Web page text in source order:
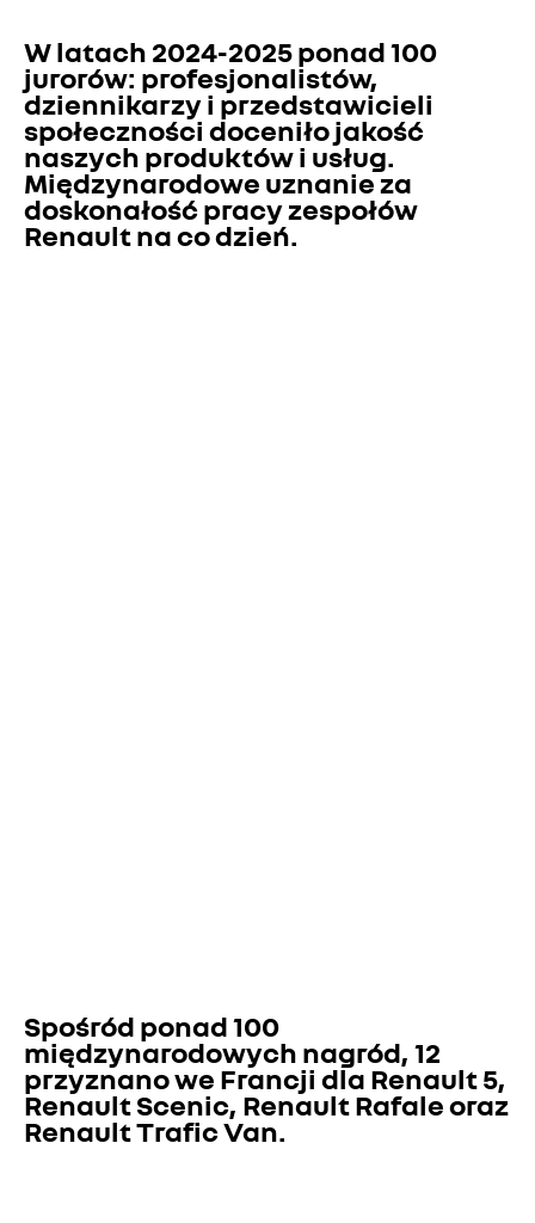
W latach 2024-2025 ponad 100
jurorów: profesjonalistów,
dziennikarzy i przedstawicieli
społeczności doceniło jakość
naszych produktów i usług.
Międzynarodowe uznanie za
doskonałość pracy zespołów
Renault na co dzień.
Spośród ponad 100
międzynarodowych nagród, 12
przyznano we Francji dla Renault 5,
Renault Scenic, Renault Rafale oraz
Renault Trafic Van.